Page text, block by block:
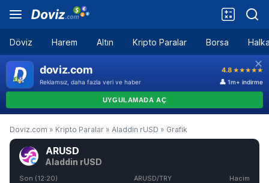
Döviz Harem Altın Kripto Paralar Borsa
Doviz.com » Kripto Paralar » Aladdin rUSD » Grafik
ARUSD
Aladdin rUSD
Son (12:20) ARUSD/TRY Hacim